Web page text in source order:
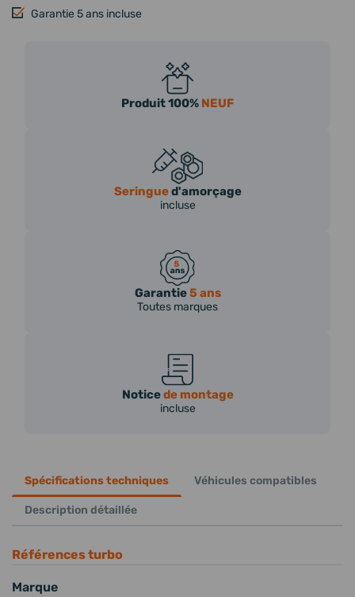
Garantie 5 ans incluse
Produit 100% NEUF
Seringued'amorçage
incluse
Garantie5 ans
Toutes marques
Noticede montage
incluse
Spécifications techniques Véhicules compatibles
Description détaillée
Références turbo
Marque